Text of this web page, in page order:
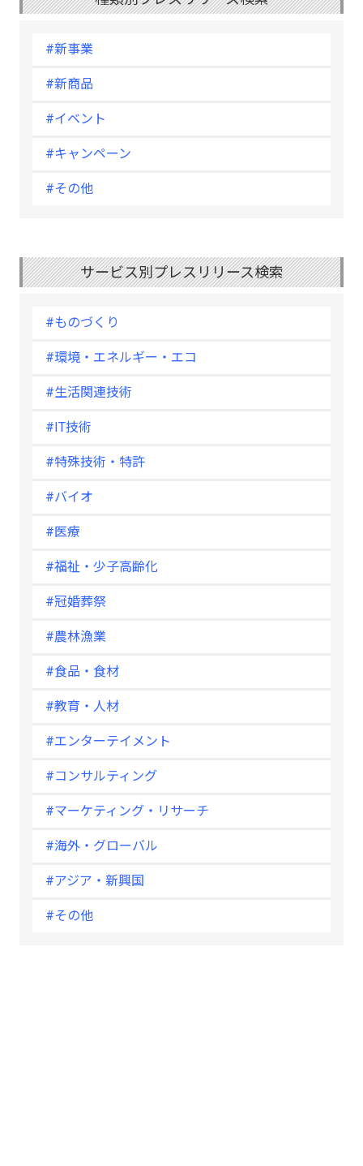
#新事業
#新商品
#イベント
#キャンペーン
#その他
サービス別プレスリリース検索
#ものづくり
#環境・エネルギー・エコ
#生活関連技術
#IT技術
#特殊技術・特許
#バイオ
#医療
#福祉・少子高齢化
#冠婚葬祭
#農林漁業
#食品・食材
#教育・人材
#エンターテイメント
#コンサルティング
#マーケティング・リサーチ
#海外・グローバル
#アジア・新興国
#その他